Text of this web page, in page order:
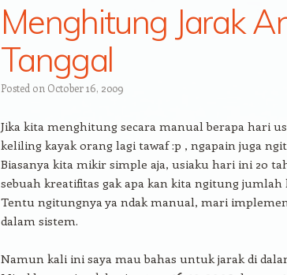
Menghitung Jarak
Tanggal
Posted on October 16, 2009
Jika kita menghitung secara manual berapa hari
keliling kayak orang lagi tawaf :p , ngapain juga
Biasanya kita mikir simple aja, usiaku hari ini 20
sebuah kreatifitas gak apa kan kita ngitung
Tentu ngitungnya ya ndak manual, mari
dalam sistem.
Namun kali ini saya mau bahas untuk jarak di